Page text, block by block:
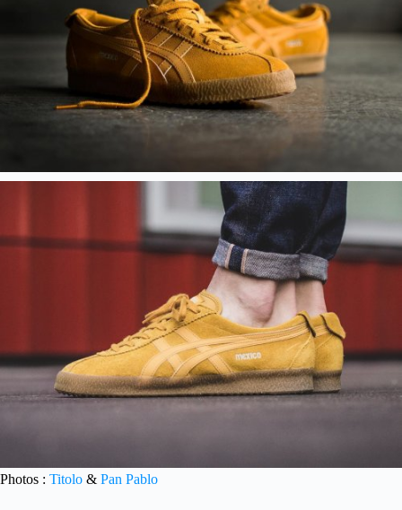
Photos : Titolo & Pan Pablo